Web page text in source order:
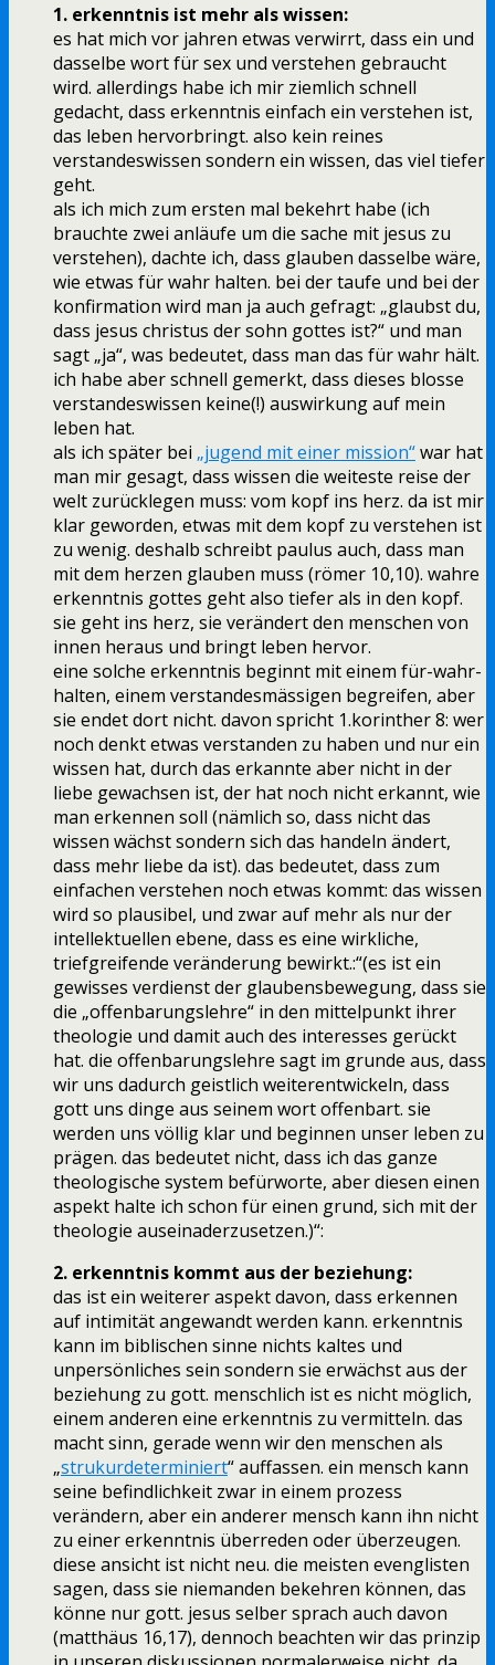
1. erkenntnis ist mehr als wissen:
es hat mich vor jahren etwas verwirrt, dass ein und
dasselbe wort für sex und verstehen gebraucht
wird. allerdings habe ich mir ziemlich schnell
gedacht, dass erkenntnis einfach ein verstehen ist,
das leben hervorbringt. also kein reines
verstandeswissen sondern ein wissen, das viel tiefer
geht.
als ich mich zum ersten mal bekehrt habe (ich
brauchte zwei anläufe um die sache mit jesus zu
verstehen), dachte ich, dass glauben dasselbe wäre,
wie etwas für wahr halten. bei der taufe und bei der
konfirmation wird man ja auch gefragt: „glaubst du,
dass jesus christus der sohn gottes ist?“ und man
sagt „ja“, was bedeutet, dass man das für wahr hält.
ich habe aber schnell gemerkt, dass dieses blosse
verstandeswissen keine(!) auswirkung auf mein
leben hat.
als ich später bei „jugend mit einer mission“war hat
man mir gesagt, dass wissen die weiteste reise der
welt zurücklegen muss: vom kopf ins herz. da ist mir
klar geworden, etwas mit dem kopf zu verstehen ist
zu wenig. deshalb schreibt paulus auch, dass man
mit dem herzen glauben muss (römer 10,10). wahre
erkenntnis gottes geht also tiefer als in den kopf.
sie geht ins herz, sie verändert den menschen von
innen heraus und bringt leben hervor.
eine solche erkenntnis beginnt mit einem für-wahr-
halten, einem verstandesmässigen begreifen, aber
sie endet dort nicht. davon spricht 1.korinther 8: wer
noch denkt etwas verstanden zu haben und nur ein
wissen hat, durch das erkannte aber nicht in der
liebe gewachsen ist, der hat noch nicht erkannt, wie
man erkennen soll (nämlich so, dass nicht das
wissen wächst sondern sich das handeln ändert,
dass mehr liebe da ist). das bedeutet, dass zum
einfachen verstehen noch etwas kommt: das wissen
wird so plausibel, und zwar auf mehr als nur der
intellektuellen ebene, dass es eine wirkliche,
triefgreifende veränderung bewirkt.:“(es ist ein
gewisses verdienst der glaubensbewegung, dass sie
die „offenbarungslehre“ in den mittelpunkt ihrer
theologie und damit auch des interesses gerückt
hat. die offenbarungslehre sagt im grunde aus, dass
wir uns dadurch geistlich weiterentwickeln, dass
gott uns dinge aus seinem wort offenbart. sie
werden uns völlig klar und beginnen unser leben zu
prägen. das bedeutet nicht, dass ich das ganze
theologische system befürworte, aber diesen einen
aspekt halte ich schon für einen grund, sich mit der
theologie auseinaderzusetzen.)“:
2. erkenntnis kommt aus der beziehung:
das ist ein weiterer aspekt davon, dass erkennen
auf intimität angewandt werden kann. erkenntnis
kann im biblischen sinne nichts kaltes und
unpersönliches sein sondern sie erwächst aus der
beziehung zu gott. menschlich ist es nicht möglich,
einem anderen eine erkenntnis zu vermitteln. das
macht sinn, gerade wenn wir den menschen als
„strukurdeterminiert“ auffassen. ein mensch kann
seine befindlichkeit zwar in einem prozess
verändern, aber ein anderer mensch kann ihn nicht
zu einer erkenntnis überreden oder überzeugen.
diese ansicht ist nicht neu. die meisten evenglisten
sagen, dass sie niemanden bekehren können, das
könne nur gott. jesus selber sprach auch davon
(matthäus 16,17), dennoch beachten wir das prinzip